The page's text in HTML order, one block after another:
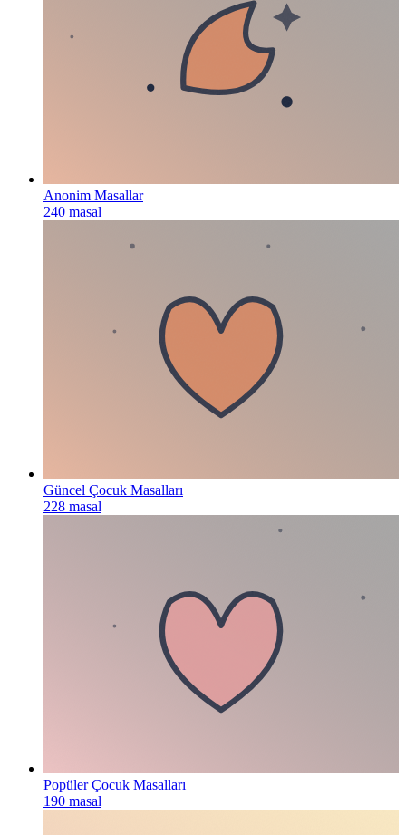
Anonim Masallar
240 masal
Güncel Çocuk Masalları
228 masal
Popüler Çocuk Masalları
190 masal